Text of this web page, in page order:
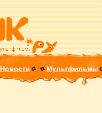
Новости Мультфильмы